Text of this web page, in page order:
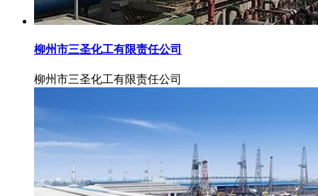
柳州市三圣化工有限责任公司
柳州市三圣化工有限责任公司